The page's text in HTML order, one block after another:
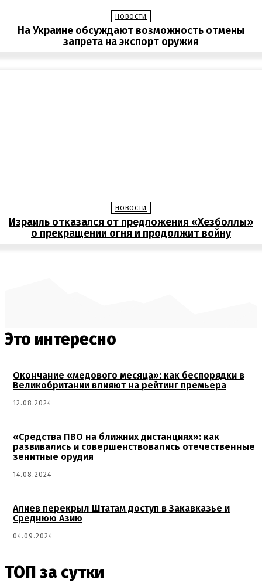
НОВОСТИ
На Украине обсуждают возможность отмены
запрета на экспорт оружия
НОВОСТИ
Израиль отказался от предложения «Хезболлы»
о прекращении огня и продолжит войну
Это интересно
Окончание «медового месяца»: как беспорядки в
Великобритании влияют на рейтинг премьера
12.08.2024
«Средства ПВО на ближних дистанциях»: как
развивались и совершенствовались отечественные
зенитные орудия
14.08.2024
Алиев перекрыл Штатам доступ в Закавказье и
Среднюю Азию
04.09.2024
ТОП за сутки